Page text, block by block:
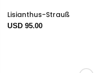
Lisianthus-Strauß
USD 95.00